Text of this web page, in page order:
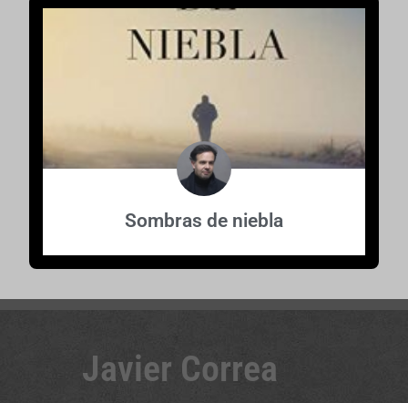
Sombras de niebla
Javier Correa